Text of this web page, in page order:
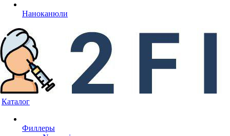
Наноканюли
Каталог
Филлеры